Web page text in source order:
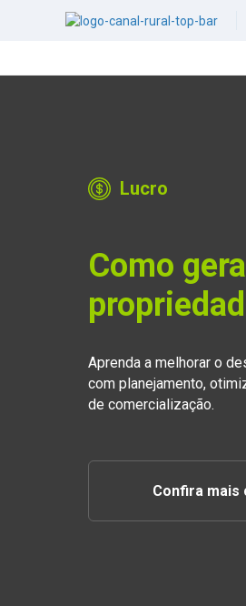
Lucro
Como
Aprenda a melhorar o
com planejamento,
de comercialização.
Confira mais